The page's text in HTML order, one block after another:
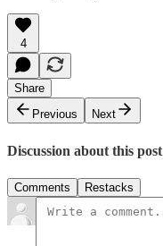
4
Share
Previous
Next
Discussion about this post
Comments Restacks